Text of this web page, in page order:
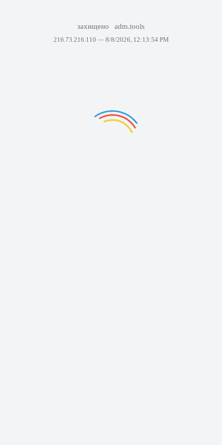
захищено adm.tools
216.73.216.110 — 8/8/2026, 12:13:54 PM